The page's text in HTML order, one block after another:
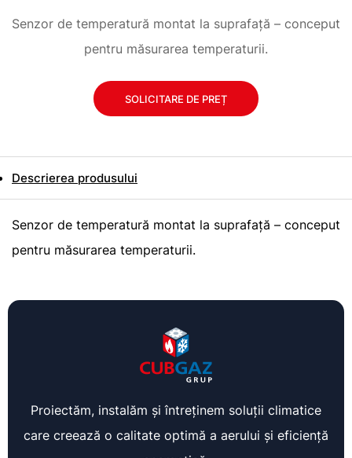
Senzor de temperatură montat la suprafață – conceput
pentru măsurarea temperaturii.
SOLICITARE DE PREȚ
Descrierea produsului
Senzor de temperatură montat la suprafață – conceput
pentru măsurarea temperaturii.
Proiectăm, instalăm și întreținem soluții climatice
care creează o calitate optimă a aerului și eficiență